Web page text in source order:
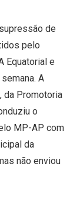
de
pelo
Equatorial e
A
da Promotoria
o
MP-AP com
da
não enviou